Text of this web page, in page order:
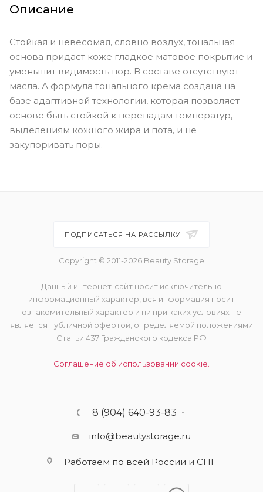
Описание
Стойкая и невесомая, словно воздух, тональная
основа придаст коже гладкое матовое покрытие и
уменьшит видимость пор. В составе отсутствуют
масла. А формула тонального крема создана на
базе адаптивной технологии, которая позволяет
основе быть стойкой к перепадам температур,
выделениям кожного жира и пота, и не
закупоривать поры.
ПОДПИСАТЬСЯ НА РАССЫЛКУ
Copyright © 2011-2026 Beauty Storage
Данный интернет-сайт носит исключительно
информационный характер, вся информация носит
ознакомительный характер и ни при каких условиях не
является публичной офертой, определяемой положениями
Статьи 437 Гражданского кодекса РФ
Соглашение об использовании cookie.
8 (904) 640-93-83
info@beautystorage.ru
Работаем по всей России и СНГ